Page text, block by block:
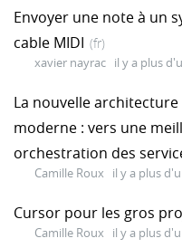
Envoyer une note à un
cable MIDI (fr)
xavier nayrac il y a plus
La nouvelle
moderne : vers une
orchestration des
Camille Roux il y a plus
Cursor pour les gros
Camille Roux il y a plus